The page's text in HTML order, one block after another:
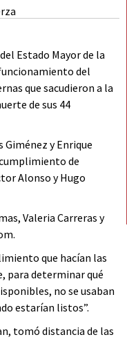
Estado Mayor de la
del
que sacudieron a la
de sus 44
y Enrique
de
Alonso y Hugo
Valeria Carreras y
que hacían las
para determinar qué
no se usaban
estarían listos”.
tomó distancia de las